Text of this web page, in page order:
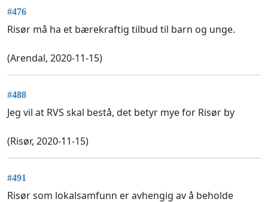
#476
Risør må ha et bærekraftig tilbud til barn og unge.
(Arendal, 2020-11-15)
#488
Jeg vil at RVS skal bestå, det betyr mye for Risør by
(Risør, 2020-11-15)
#491
Risør som lokalsamfunn er avhengig av å beholde